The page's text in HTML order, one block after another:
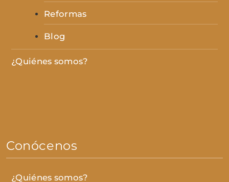
Reformas
Blog
¿Quiénes somos?
Conócenos
¿Quiénes somos?